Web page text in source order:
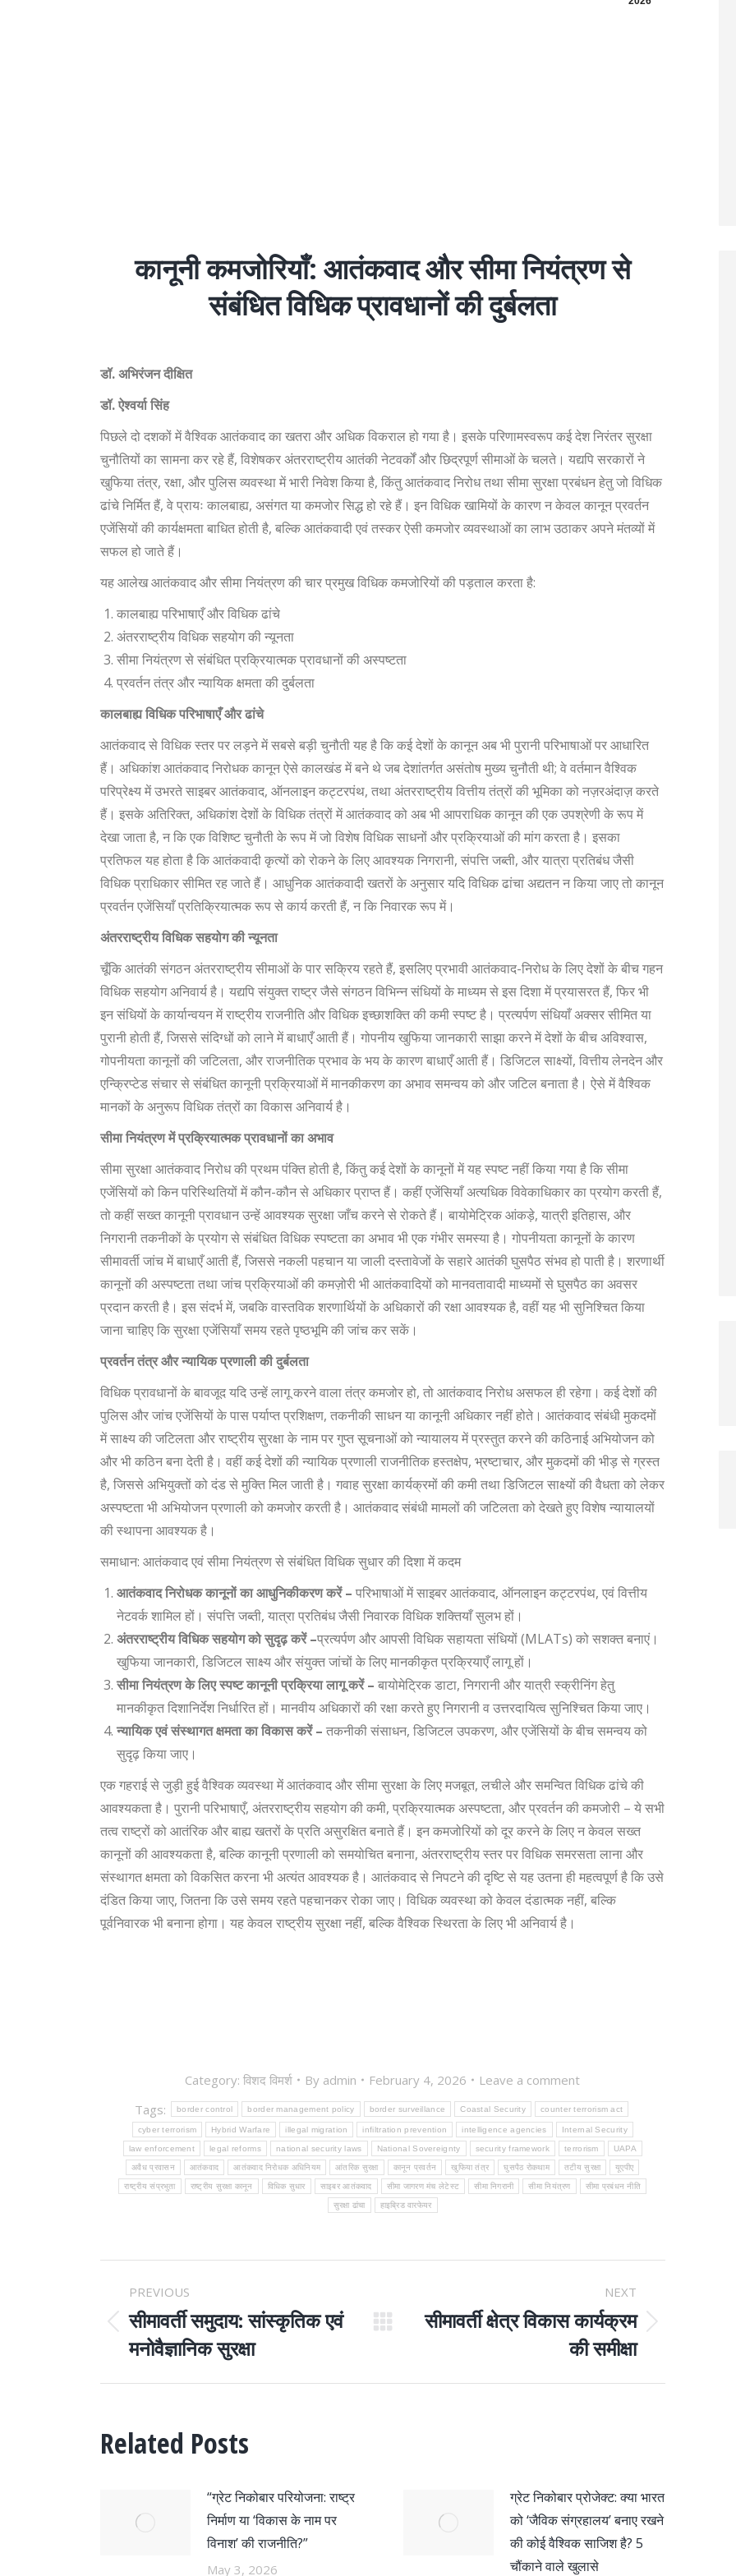
कानूनी कमजोरियाँ: आतंकवाद और सीमा नियंत्रण से
संबंधित विधिक प्रावधानों की दुर्बलता
डॉ. अभिरंजन दीक्षित
डॉ. ऐश्वर्या सिंह
पिछले दो दशकों में वैश्विक आतंकवाद का खतरा और अधिक विकराल हो गया है। इसके परिणामस्वरूप कई देश निरंतर सुरक्षा
चुनौतियों का सामना कर रहे हैं, विशेषकर अंतरराष्ट्रीय आतंकी नेटवर्कों और छिद्रपूर्ण सीमाओं के चलते। यद्यपि सरकारों ने
खुफिया तंत्र, रक्षा, और पुलिस व्यवस्था में भारी निवेश किया है, किंतु आतंकवाद निरोध तथा सीमा सुरक्षा प्रबंधन हेतु जो विधिक
ढांचे निर्मित हैं, वे प्रायः कालबाह्य, असंगत या कमजोर सिद्ध हो रहे हैं। इन विधिक खामियों के कारण न केवल कानून प्रवर्तन
एजेंसियों की कार्यक्षमता बाधित होती है, बल्कि आतंकवादी एवं तस्कर ऐसी कमजोर व्यवस्थाओं का लाभ उठाकर अपने मंतव्यों में
सफल हो जाते हैं।
यह आलेख आतंकवाद और सीमा नियंत्रण की चार प्रमुख विधिक कमजोरियों की पड़ताल करता है:
कालबाह्य परिभाषाएँ और विधिक ढांचे
अंतरराष्ट्रीय विधिक सहयोग की न्यूनता
सीमा नियंत्रण से संबंधित प्रक्रियात्मक प्रावधानों की अस्पष्टता
प्रवर्तन तंत्र और न्यायिक क्षमता की दुर्बलता
कालबाह्य विधिक परिभाषाएँ और ढांचे
आतंकवाद से विधिक स्तर पर लड़ने में सबसे बड़ी चुनौती यह है कि कई देशों के कानून अब भी पुरानी परिभाषाओं पर आधारित
हैं। अधिकांश आतंकवाद निरोधक कानून ऐसे कालखंड में बने थे जब देशांतर्गत असंतोष मुख्य चुनौती थी; वे वर्तमान वैश्विक
परिप्रेक्ष्य में उभरते साइबर आतंकवाद, ऑनलाइन कट्टरपंथ, तथा अंतरराष्ट्रीय वित्तीय तंत्रों की भूमिका को नज़रअंदाज़ करते
हैं। इसके अतिरिक्त, अधिकांश देशों के विधिक तंत्रों में आतंकवाद को अब भी आपराधिक कानून की एक उपश्रेणी के रूप में
देखा जाता है, न कि एक विशिष्ट चुनौती के रूप में जो विशेष विधिक साधनों और प्रक्रियाओं की मांग करता है। इसका
प्रतिफल यह होता है कि आतंकवादी कृत्यों को रोकने के लिए आवश्यक निगरानी, संपत्ति जब्ती, और यात्रा प्रतिबंध जैसी
विधिक प्राधिकार सीमित रह जाते हैं। आधुनिक आतंकवादी खतरों के अनुसार यदि विधिक ढांचा अद्यतन न किया जाए तो कानून
प्रवर्तन एजेंसियाँ प्रतिक्रियात्मक रूप से कार्य करती हैं, न कि निवारक रूप में।
अंतरराष्ट्रीय विधिक सहयोग की न्यूनता
चूँकि आतंकी संगठन अंतरराष्ट्रीय सीमाओं के पार सक्रिय रहते हैं, इसलिए प्रभावी आतंकवाद-निरोध के लिए देशों के बीच गहन
विधिक सहयोग अनिवार्य है। यद्यपि संयुक्त राष्ट्र जैसे संगठन विभिन्न संधियों के माध्यम से इस दिशा में प्रयासरत हैं, फिर भी
इन संधियों के कार्यान्वयन में राष्ट्रीय राजनीति और विधिक इच्छाशक्ति की कमी स्पष्ट है। प्रत्यर्पण संधियाँ अक्सर सीमित या
पुरानी होती हैं, जिससे संदिग्धों को लाने में बाधाएँ आती हैं। गोपनीय खुफिया जानकारी साझा करने में देशों के बीच अविश्वास,
गोपनीयता कानूनों की जटिलता, और राजनीतिक प्रभाव के भय के कारण बाधाएँ आती हैं। डिजिटल साक्ष्यों, वित्तीय लेनदेन और
एन्क्रिप्टेड संचार से संबंधित कानूनी प्रक्रियाओं में मानकीकरण का अभाव समन्वय को और जटिल बनाता है। ऐसे में वैश्विक
मानकों के अनुरूप विधिक तंत्रों का विकास अनिवार्य है।
सीमा नियंत्रण में प्रक्रियात्मक प्रावधानों का अभाव
सीमा सुरक्षा आतंकवाद निरोध की प्रथम पंक्ति होती है, किंतु कई देशों के कानूनों में यह स्पष्ट नहीं किया गया है कि सीमा
एजेंसियों को किन परिस्थितियों में कौन-कौन से अधिकार प्राप्त हैं। कहीं एजेंसियाँ अत्यधिक विवेकाधिकार का प्रयोग करती हैं,
तो कहीं सख्त कानूनी प्रावधान उन्हें आवश्यक सुरक्षा जाँच करने से रोकते हैं। बायोमेट्रिक आंकड़े, यात्री इतिहास, और
निगरानी तकनीकों के प्रयोग से संबंधित विधिक स्पष्टता का अभाव भी एक गंभीर समस्या है। गोपनीयता कानूनों के कारण
सीमावर्ती जांच में बाधाएँ आती हैं, जिससे नकली पहचान या जाली दस्तावेजों के सहारे आतंकी घुसपैठ संभव हो पाती है। शरणार्थी
कानूनों की अस्पष्टता तथा जांच प्रक्रियाओं की कमज़ोरी भी आतंकवादियों को मानवतावादी माध्यमों से घुसपैठ का अवसर
प्रदान करती है। इस संदर्भ में, जबकि वास्तविक शरणार्थियों के अधिकारों की रक्षा आवश्यक है, वहीं यह भी सुनिश्चित किया
जाना चाहिए कि सुरक्षा एजेंसियाँ समय रहते पृष्ठभूमि की जांच कर सकें।
प्रवर्तन तंत्र और न्यायिक प्रणाली की दुर्बलता
विधिक प्रावधानों के बावजूद यदि उन्हें लागू करने वाला तंत्र कमजोर हो, तो आतंकवाद निरोध असफल ही रहेगा। कई देशों की
पुलिस और जांच एजेंसियों के पास पर्याप्त प्रशिक्षण, तकनीकी साधन या कानूनी अधिकार नहीं होते। आतंकवाद संबंधी मुकदमों
में साक्ष्य की जटिलता और राष्ट्रीय सुरक्षा के नाम पर गुप्त सूचनाओं को न्यायालय में प्रस्तुत करने की कठिनाई अभियोजन को
और भी कठिन बना देती है। वहीं कई देशों की न्यायिक प्रणाली राजनीतिक हस्तक्षेप, भ्रष्टाचार, और मुकदमों की भीड़ से ग्रस्त
है, जिससे अभियुक्तों को दंड से मुक्ति मिल जाती है। गवाह सुरक्षा कार्यक्रमों की कमी तथा डिजिटल साक्ष्यों की वैधता को लेकर
अस्पष्टता भी अभियोजन प्रणाली को कमजोर करती है। आतंकवाद संबंधी मामलों की जटिलता को देखते हुए विशेष न्यायालयों
की स्थापना आवश्यक है।
समाधान: आतंकवाद एवं सीमा नियंत्रण से संबंधित विधिक सुधार की दिशा में कदम
आतंकवाद निरोधक कानूनों का आधुनिकीकरण करें– परिभाषाओं में साइबर आतंकवाद, ऑनलाइन कट्टरपंथ, एवं वित्तीय
नेटवर्क शामिल हों। संपत्ति जब्ती, यात्रा प्रतिबंध जैसी निवारक विधिक शक्तियाँ सुलभ हों।
अंतरराष्ट्रीय विधिक सहयोग को सुदृढ़ करें–प्रत्यर्पण और आपसी विधिक सहायता संधियों (MLATs) को सशक्त बनाएं।
खुफिया जानकारी, डिजिटल साक्ष्य और संयुक्त जांचों के लिए मानकीकृत प्रक्रियाएँ लागू हों।
सीमा नियंत्रण के लिए स्पष्ट कानूनी प्रक्रिया लागू करें– बायोमेट्रिक डाटा, निगरानी और यात्री स्क्रीनिंग हेतु
मानकीकृत दिशानिर्देश निर्धारित हों। मानवीय अधिकारों की रक्षा करते हुए निगरानी व उत्तरदायित्व सुनिश्चित किया जाए।
न्यायिक एवं संस्थागत क्षमता का विकास करें– तकनीकी संसाधन, डिजिटल उपकरण, और एजेंसियों के बीच समन्वय को
सुदृढ़ किया जाए।
एक गहराई से जुड़ी हुई वैश्विक व्यवस्था में आतंकवाद और सीमा सुरक्षा के लिए मजबूत, लचीले और समन्वित विधिक ढांचे की
आवश्यकता है। पुरानी परिभाषाएँ, अंतरराष्ट्रीय सहयोग की कमी, प्रक्रियात्मक अस्पष्टता, और प्रवर्तन की कमजोरी – ये सभी
तत्व राष्ट्रों को आतंरिक और बाह्य खतरों के प्रति असुरक्षित बनाते हैं। इन कमजोरियों को दूर करने के लिए न केवल सख्त
कानूनों की आवश्यकता है, बल्कि कानूनी प्रणाली को समयोचित बनाना, अंतरराष्ट्रीय स्तर पर विधिक समरसता लाना और
संस्थागत क्षमता को विकसित करना भी अत्यंत आवश्यक है। आतंकवाद से निपटने की दृष्टि से यह उतना ही महत्वपूर्ण है कि उसे
दंडित किया जाए, जितना कि उसे समय रहते पहचानकर रोका जाए। विधिक व्यवस्था को केवल दंडात्मक नहीं, बल्कि
पूर्वनिवारक भी बनाना होगा। यह केवल राष्ट्रीय सुरक्षा नहीं, बल्कि वैश्विक स्थिरता के लिए भी अनिवार्य है।
Category:विशद विमर्श By admin February 4, 2026
Leave a comment
Tags:
border control border management policy border surveillance Coastal Security counter terrorism act
cyber terrorism Hybrid Warfare illegal migration infiltration prevention intelligence agencies Internal Security
law enforcement legal reforms national security laws National Sovereignty security framework terrorism UAPA
अवैध प्रवासन आतंकवाद आतंकवाद निरोधक अधिनियम आंतरिक सुरक्षा कानून प्रवर्तन खुफिया तंत्र घुसपैठ रोकथाम तटीय सुरक्षा यूएपीए
राष्ट्रीय संप्रभुता राष्ट्रीय सुरक्षा कानून विधिक सुधार साइबर आतंकवाद सीमा जागरण मंच लेटेस्ट सीमा निगरानी सीमा नियंत्रण सीमा प्रबंधन नीति
सुरक्षा ढांचा हाइब्रिड वारफेयर
POST
NAVIGATION
PREVIOUS
Previous
post:
सीमावर्ती समुदाय: सांस्कृतिक एवं
मनोवैज्ञानिक सुरक्षा
NEXT
Next
सीमावर्ती क्षेत्र विकास कार्यक्रम
की समीक्षा
Related Posts
“ग्रेट निकोबार परियोजना: राष्ट्र
निर्माण या ‘विकास के नाम पर
विनाश’ की राजनीति?”
May 3, 2026
ग्रेट निकोबार प्रोजेक्ट: क्या भारत
को ‘जैविक संग्रहालय’ बनाए रखने
की कोई वैश्विक साजिश है? 5
चौंकाने वाले खुलासे